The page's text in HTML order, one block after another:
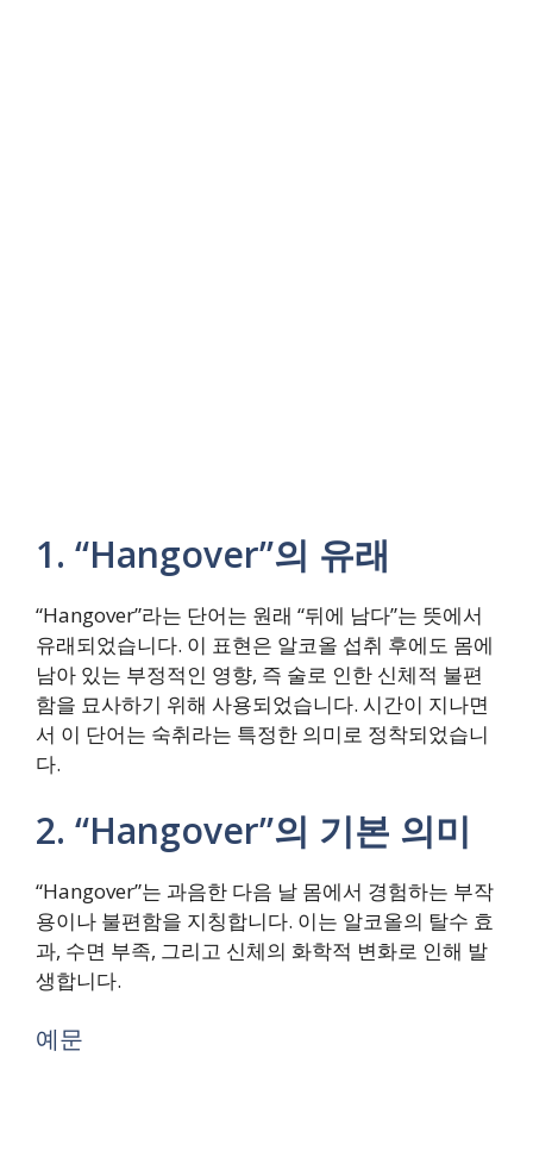
1. “Hangover”의 유래
“Hangover”라는 단어는 원래 “뒤에 남다”는 뜻에서
유래되었습니다. 이 표현은 알코올 섭취 후에도 몸에
남아 있는 부정적인 영향, 즉 술로 인한 신체적 불편
함을 묘사하기 위해 사용되었습니다. 시간이 지나면
서 이 단어는 숙취라는 특정한 의미로 정착되었습니
다.
2. “Hangover”의 기본 의미
“Hangover”는 과음한 다음 날 몸에서 경험하는 부작
용이나 불편함을 지칭합니다. 이는 알코올의 탈수 효
과, 수면 부족, 그리고 신체의 화학적 변화로 인해 발
생합니다.
예문